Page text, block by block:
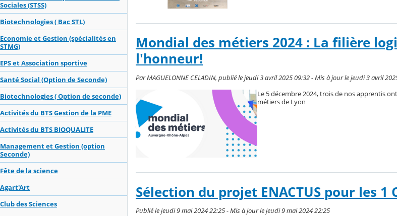
Sociales (STSS)
Biotechnologies ( Bac STL)
Economie et Gestion (spécialités en
STMG)
EPS et Association sportive
Santé Social (Option de Seconde)
Biotechnologies ( Option de seconde)
Activités du BTS Gestion de la PME
Activités du BTS BIOQUALITE
Management et Gestion (option
Seconde)
Fête de la science
Agart'Art
Club des Sciences
Mondial des métiers 2024 : La filière
l'honneur!
Par MAGUELONNE CELADIN, publié le jeudi 3 avril 2025 09:32 - Mis à jour le jeudi 3 avril
Le 5 décembre 2024, trois de nos apprentis
métiers de Lyon
Sélection du projet ENACTUS pour les 1
Publié le jeudi 9 mai 2024 22:25 - Mis à jour le jeudi 9 mai 2024 22:25